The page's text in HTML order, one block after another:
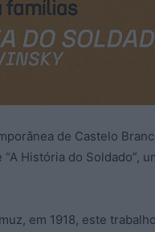
de Castelo
História do Soldado”,
em 1918, este trabalho